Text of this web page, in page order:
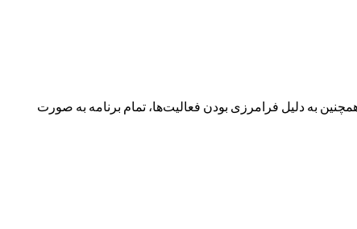
به دلیل فرامرزی بودن فعالیت‌ها، تمام برنامه به صورت